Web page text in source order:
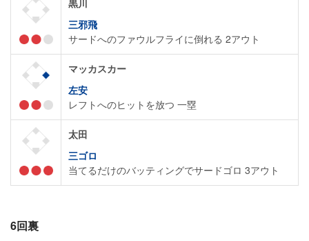
黒川
三邪飛
サードへのファウルフライに倒れる 2アウト
マッカスカー
左安
レフトへのヒットを放つ 一塁
太田
三ゴロ
当てるだけのバッティングでサードゴロ 3アウト
6回裏